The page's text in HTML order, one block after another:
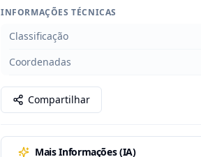
INFORMAÇÕES TÉCNICAS
Classificação
Coordenadas
Compartilhar
Mais Informações (IA)